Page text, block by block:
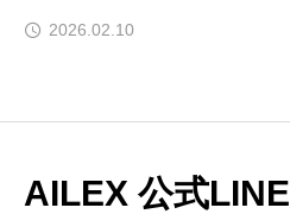
2026.02.10
AILEX 公式LINE